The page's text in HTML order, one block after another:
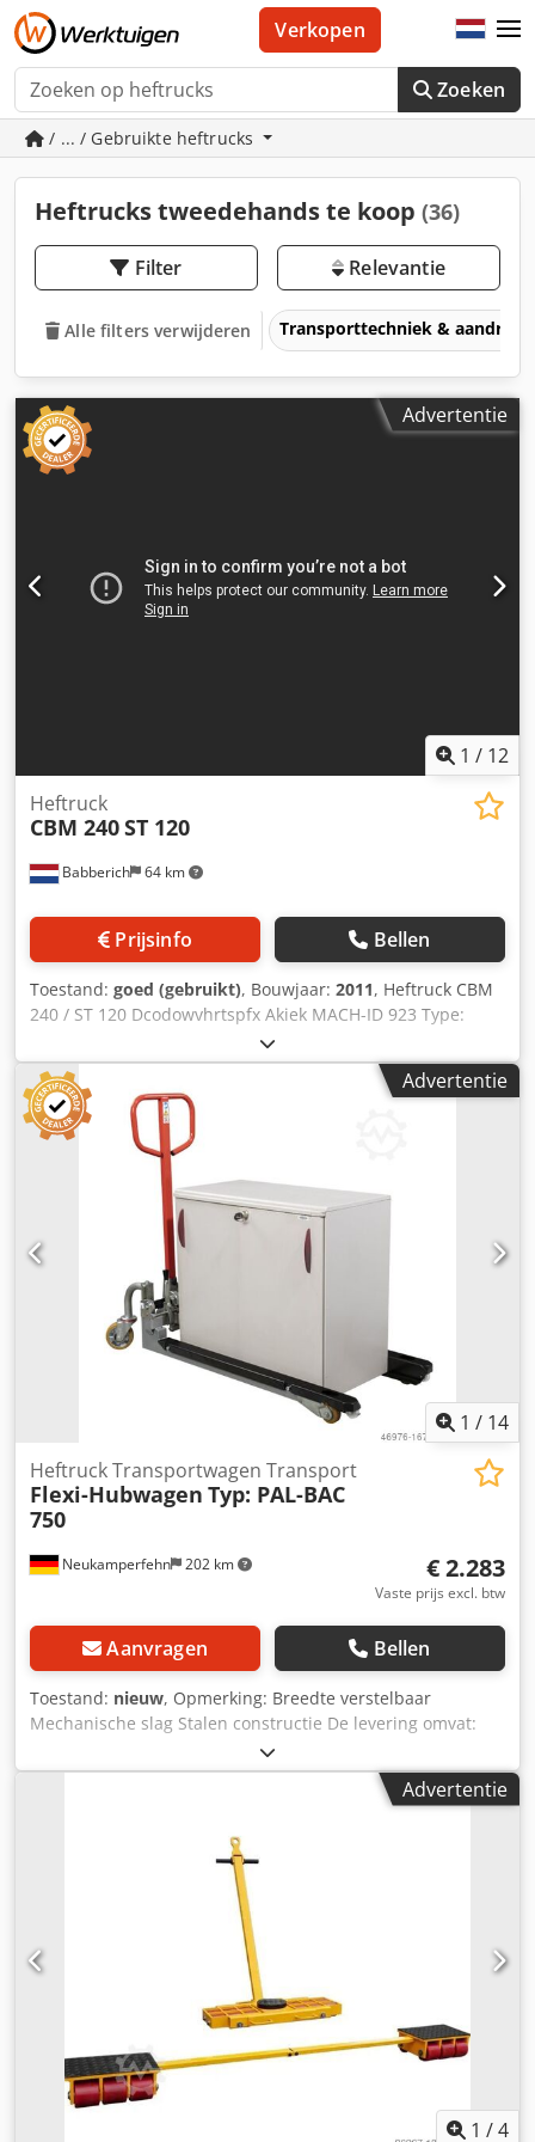
Zoeken
Verkopen
/ ... / Gebruikte heftrucks
Heftrucks tweedehands te koop (36)
Filter Relevantie
Alle filters verwijderen Transporttechniek &
Advertentie
1 / 12
Babberich 64 km
Heftruck
CBM 240ST 120
Prijsinfo Bellen
Toestand: goed (gebruikt), Bouwjaar: 2011, Heftruck CBM
240 / ST 120 Dcodowvhrtspfx Akiek MACH-ID 923 Type:
CBM 240 / ST 120 Bouwjaar: 2011
Advertentie
1 / 14
Neukamperfehn 202 km
Heftruck Transportwagen Transport
Flexi-Hubwagen Typ: PAL-BAC
750
€ 2.283
Vaste prijs excl. btw
Aanvragen Bellen
Toestand: nieuw, Opmerking: Breedte verstelbaar
Mechanische slag Stalen constructie De levering omvat:
01x Flexi pallettruck, nieuw Type: PAL-BAC 750 Uitvoering:
Stalen constructie / mechanische heffing 2 voorwielen Ø 75
mm 2 zwenkwielen Ø 125 mm Draagvermogen: 750 kg
Vorklengte: 1025 mm Vorkhoogte min./max.: 2,5 / 75 mm
Dcedpfouad I Ijx Akiek Hefhoogte: 103 / 180 mm Gewicht
per eenheid: 42,00 kg Interne aanduiding: 302.241 Uw
contactpersoon bij ons bedrijf: De heer: Andre Evering de
heer: Mario Klöver De heer: Falk Deutsch Algemene
informatie over de verzending van het artikel: - De
verzending van de goederen is gratis in heel Duitsland. -
Eilandtransport is uitgesloten - Levering vindt alleen plaats
aan de stoeprand - Voor het lossen zijn de op- en afritten
naar de losplaats losplaats voor een
vrachtwagencombinatie van 40 ton zijn vereist - Het lossen
wordt uitgevoerd door de koper met behulp van een
Advertentie
1 /4